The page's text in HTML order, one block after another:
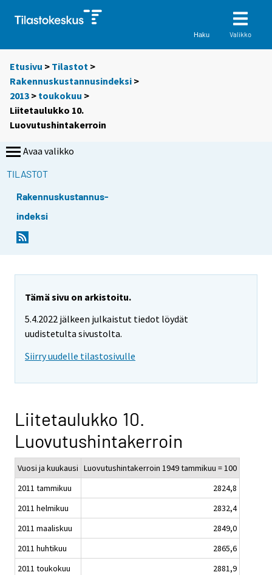
Haku Valikko
Etusivu > Tilastot >
Rakennuskustannusindeksi >
2013 > toukokuu >
Liitetaulukko 10.
Luovutushintakerroin
Avaa valikko
TILASTOT
Rakennuskustannus-
indeksi
Tämä sivu on arkistoitu.
5.4.2022 jälkeen julkaistut tiedot löydät
uudistetulta sivustolta.
Siirry uudelle tilastosivulle
Liitetaulukko 10.
Luovutushintakerroin
Vuosi ja kuukausi Luovutushintakerroin 1949 tammikuu = 100
2011 tammikuu
2824,8
2011 helmikuu
2832,4
2011 maaliskuu
2849,0
2011 huhtikuu
2865,6
2011 toukokuu
2881,9